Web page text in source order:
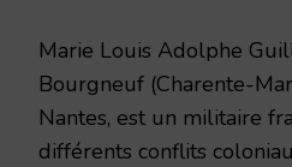
Marie Louis Adolphe
Bourgneuf (Charente-
Nantes, est un militaire
différents conflits